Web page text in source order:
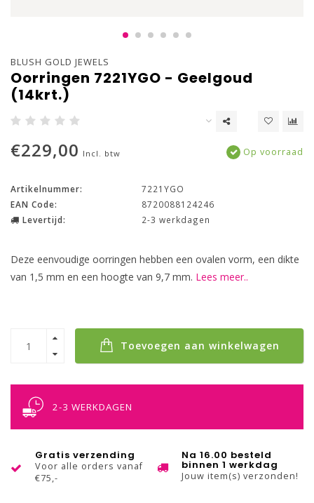
BLUSH GOLD JEWELS
Oorringen 7221YGO - Geelgoud
(14krt.)
€229,00 Incl. btw Op voorraad
Artikelnummer:
7221YGO
EAN Code:
8720088124246
Levertijd:
2-3 werkdagen
Deze eenvoudige oorringen hebben een ovalen vorm, een dikte
van 1,5 mm en een hoogte van 9,7 mm. Lees meer..
Toevoegen aan winkelwagen
2-3 WERKDAGEN
Gratis verzending
Voor alle orders vanaf
€75,-
Na 16.00 besteld
binnen 1 werkdag
Jouw item(s) verzonden!